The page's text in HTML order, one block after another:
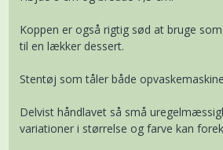
Koppen er også rigtig sød at bruge
til en lækker dessert.
Stentøj som tåler både
Delvist håndlavet så små
variationer i størrelse og farve kan